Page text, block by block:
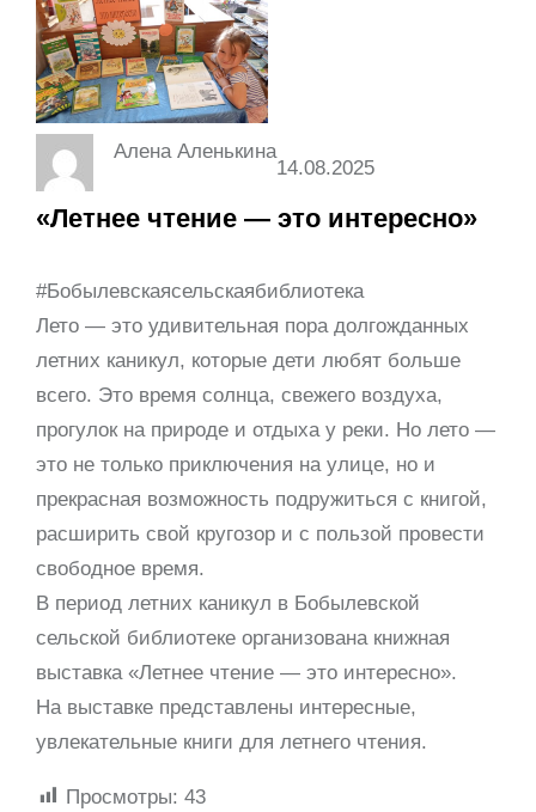
Алена Аленькина
14.08.2025
«Летнее чтение — это интересно»
#Бобылевскаясельскаябиблиотека
Лето — это удивительная пора долгожданных
летних каникул, которые дети любят больше
всего. Это время солнца, свежего воздуха,
прогулок на природе и отдыха у реки. Но лето —
это не только приключения на улице, но и
прекрасная возможность подружиться с книгой,
расширить свой кругозор и с пользой провести
свободное время.
В период летних каникул в Бобылевской
сельской библиотеке организована книжная
выставка «Летнее чтение — это интересно».
На выставке представлены интересные,
увлекательные книги для летнего чтения.
Просмотры: 43